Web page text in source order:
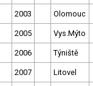
2003 Olomouc
2005 Vys.Mýto
2006 Týniště
2007 Litovel